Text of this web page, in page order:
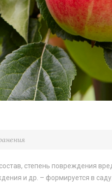
степень повреждения
и др. – формируется в саду.